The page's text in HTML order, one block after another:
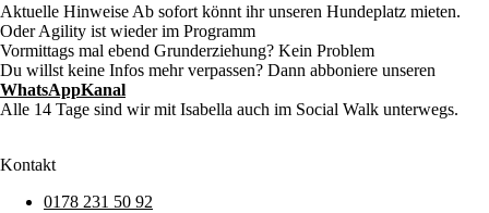
Aktuelle Hinweise Ab sofort könnt ihr unseren Hundeplatz mieten.
Oder Agility ist wieder im Programm
Vormittags mal ebend Grunderziehung? Kein Problem
Du willst keine Infos mehr verpassen? Dann abboniere unseren
WhatsAppKanal
Alle 14 Tage sind wir mit Isabella auch im Social Walk unterwegs.
Kontakt
0178 231 50 92